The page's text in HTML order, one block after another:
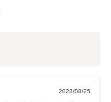
2023/08/25